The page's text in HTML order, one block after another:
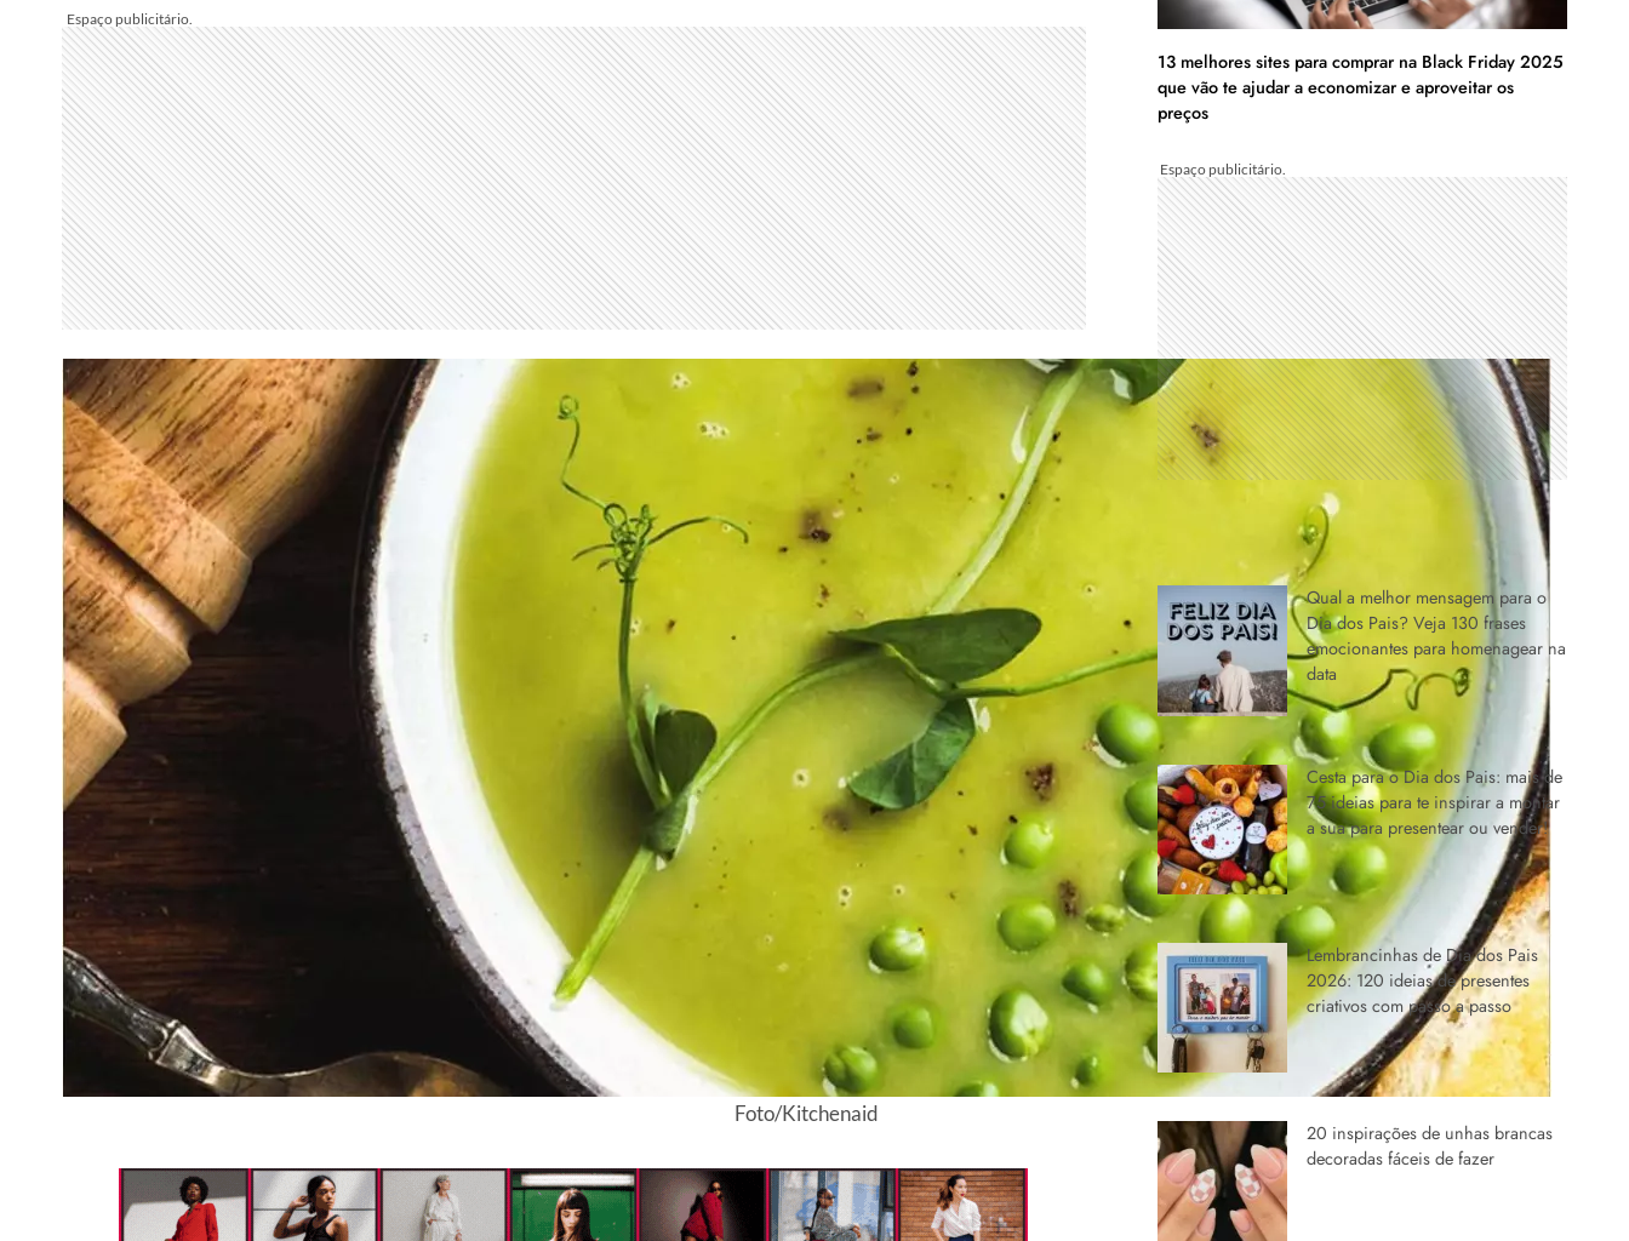
Foto/Kitchenaid
13 melhores sites para comprar na Black Friday 2025
que vão te ajudar a economizar e aproveitar os
preços
ÚLTIMAS NOTÍCIAS
Qual a melhor mensagem para o
Dia dos Pais? Veja 130 frases
emocionantes para homenagear na
data
Cesta para o Dia dos Pais: mais de
75 ideias para te inspirar a montar
a sua para presentear ou vender!
Lembrancinhas de Dia dos Pais
2026: 120 ideias de presentes
criativos com passo a passo
20 inspirações de unhas brancas
decoradas fáceis de fazer